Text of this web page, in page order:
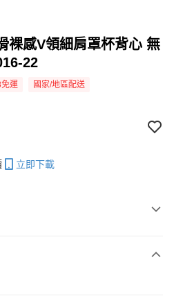
裸感V領細肩罩杯背心 無
22
運 國家/地區配送
立即下載